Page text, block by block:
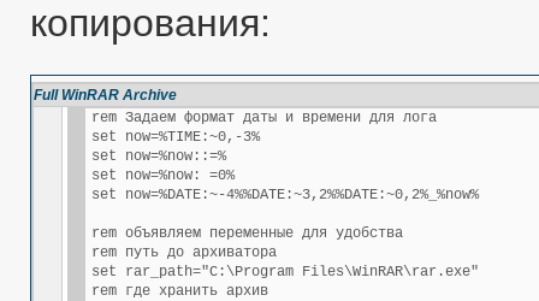
копирования:
Full WinRAR Archive
rem Задаем формат даты и времени для лога
set now=%TIME:~0,-3%
set now=%now::=%
set now=%now: =0%
set now=%DATE:~-4%%DATE:~3,2%%DATE:~0,2%_%now%
rem объявляем переменные для удобства
rem путь до архиватора
set rar_path="C:\Program Files\WinRAR\rar.exe"
rem где хранить архив